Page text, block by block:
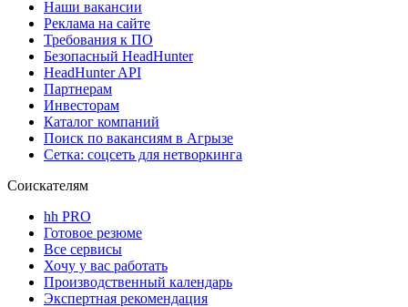
Наши вакансии
Реклама на сайте
Требования к ПО
Безопасный HeadHunter
HeadHunter API
Партнерам
Инвесторам
Каталог компаний
Поиск по вакансиям в Агрызе
Сетка: соцсеть для нетворкинга
Соискателям
hh PRO
Готовое резюме
Все сервисы
Хочу у вас работать
Производственный календарь
Экспертная рекомендация